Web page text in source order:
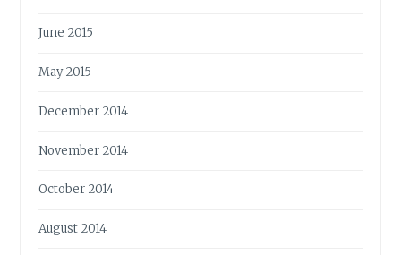
June 2015
May 2015
December 2014
November 2014
October 2014
August 2014